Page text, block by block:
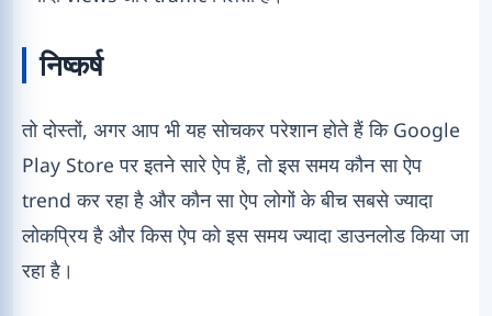
निष्कर्ष
तो दोस्तों, अगर आप भी यह सोचकर परेशान होते हैं कि Google
Play Store पर इतने सारे ऐप हैं, तो इस समय कौन सा ऐप
trend कर रहा है और कौन सा ऐप लोगों के बीच सबसे ज्यादा
लोकप्रिय है और किस ऐप को इस समय ज्यादा डाउनलोड किया जा
रहा है।